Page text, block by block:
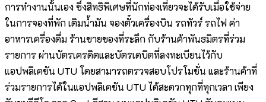
การทำงานนั้นเอง ซึ่งสิทธิพิเศษที่นักท่องเที่ยวจะได้รับเมื่อใช้จ่าย
ในการจองที่พัก เติมน้ำมัน จองตั๋วเครื่องบิน รถทัวร์ รถไฟ ค่า
อาหารเครื่องดื่ม ร้านขายของที่ระลึก กับร้านค้าพันธมิตรที่ร่วม
รายการ ผ่านบัตรเครดิตและบัตรเดบิตที่ลงทะเบียนไว้กับ
แอปพลิเคชัน UTU โดยสามารถตรวจสอบโปรโมชั่น และร้านค้าที่
ร่วมรายการได้ในแอปพลิเคชัน UTU ได้สะดวกทุกที่ทุกเวลา เพียง